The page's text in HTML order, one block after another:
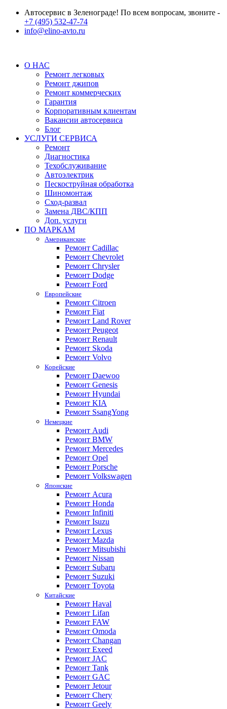
Автосервис в Зеленограде! По всем вопросам, звоните -
+7 (495) 532-47-74
info@elino-avto.ru
О НАС
Ремонт легковых
Ремонт джипов
Ремонт коммерческих
Гарантия
Корпоративным клиентам
Вакансии автосервиса
Блог
УСЛУГИ СЕРВИСА
Ремонт
Диагностика
Техобслуживание
Автоэлектрик
Пескоструйная обработка
Шиномонтаж
Сход-развал
Замена ДВС/КПП
Доп. услуги
ПО МАРКАМ
Американские
Ремонт Cadillac
Ремонт Chevrolet
Ремонт Chrysler
Ремонт Dodge
Ремонт Ford
Европейские
Ремонт Citroen
Ремонт Fiat
Ремонт Land Rover
Ремонт Peugeot
Ремонт Renault
Ремонт Skoda
Ремонт Volvo
Корейские
Ремонт Daewoo
Ремонт Genesis
Ремонт Hyundai
Ремонт KIA
Ремонт SsangYong
Немецкие
Ремонт Audi
Ремонт BMW
Ремонт Mercedes
Ремонт Opel
Ремонт Porsche
Ремонт Volkswagen
Японские
Ремонт Acura
Ремонт Honda
Ремонт Infiniti
Ремонт Isuzu
Ремонт Lexus
Ремонт Mazda
Ремонт Mitsubishi
Ремонт Nissan
Ремонт Subaru
Ремонт Suzuki
Ремонт Toyota
Китайские
Ремонт Haval
Ремонт Lifan
Ремонт FAW
Ремонт Omoda
Ремонт Changan
Ремонт Exeed
Ремонт JAC
Ремонт Tank
Ремонт GAC
Ремонт Jetour
Ремонт Chery
Ремонт Geely